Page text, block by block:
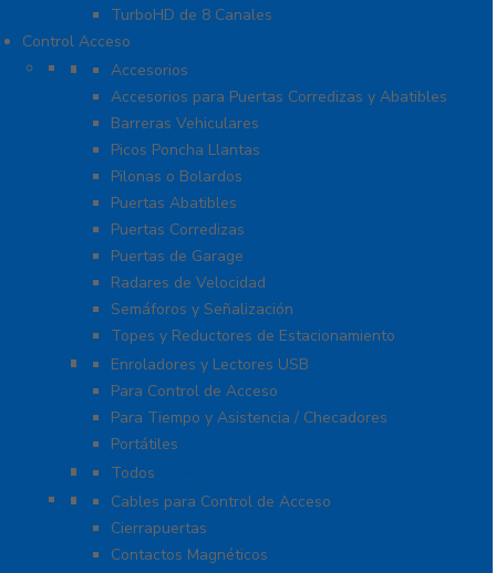
TurboHD de 8 Canales
Control Acceso
Acceso Vehicular
Accesorios
Accesorios para Puertas Corredizas y Abatibles
Barreras Vehiculares
Picos Poncha Llantas
Pilonas o Bolardos
Puertas Abatibles
Puertas Corredizas
Puertas de Garage
Radares de Velocidad
Semáforos y Señalización
Topes y Reductores de Estacionamiento
Biométricos
Enroladores y Lectores USB
Para Control de Acceso
Para Tiempo y Asistencia / Checadores
Portátiles
Administración de Hoteles
Todos
Accesorios
Cables para Control de Acceso
Cierrapuertas
Contactos Magnéticos